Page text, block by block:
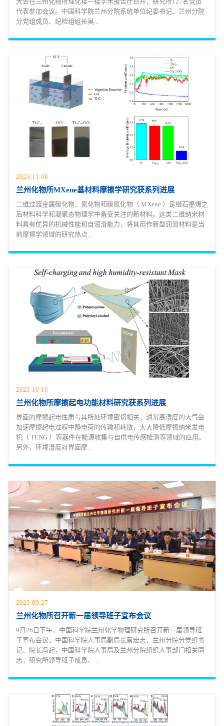
代表参加会议。中国科学院兰州分院系统单位纪委书记、兰州分院
分党组成员、纪检组组长吴...
2023-11-08
兰州化物所MXene基材料摩擦学研究获系列进展
二维过渡金属碳化物、氮化物和碳氮化物（ MXene ）是继石墨烯之
后材料科学和凝聚态物理学中备受关注的新材料。这类二维纳米材
料具有优异的机械性能和自润滑能力，将其用作新型润滑材料是当
前摩擦学领域的研究热点...
2023-10-16
兰州化物所摩擦起电功能材料研究获系列进展
界面的摩擦起电性质与其所处环境密切相关，通常高湿度的大气会
加速摩擦起电过程中静电荷的传输和耗散，大大降低摩擦纳米发电
机（ TENG ）等器件在能源收集与自供电传感检测等领域的应用。
另外，环境湿度对界面摩...
2023-09-27
兰州化物所召开新一届领导班子宣布会议
9月26日下午，中国科学院兰州化学物理研究所召开新一届领导班
子宣布会议，中国科学院人事局副局长蔡宏志，兰州分院分党组书
记、院长冯起，中国科学院人事局及兰州分院组织人事部门相关同
志，研究所领导班子成员、...